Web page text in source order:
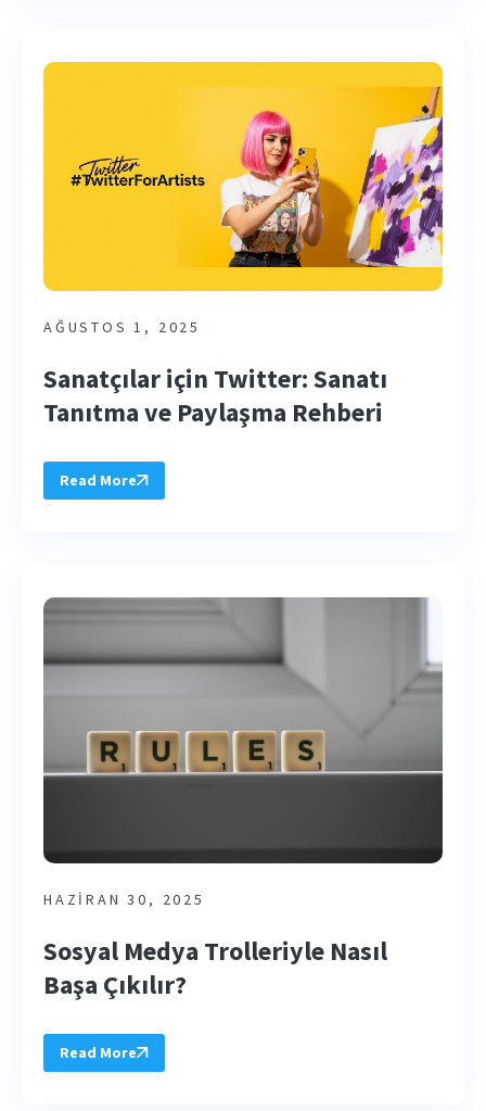
AĞUSTOS 1, 2025
Sanatçılar için Twitter: Sanatı
Tanıtma ve Paylaşma Rehberi
Read More
HAZIRAN 30, 2025
Sosyal Medya Trolleriyle Nasıl
Başa Çıkılır?
Read More